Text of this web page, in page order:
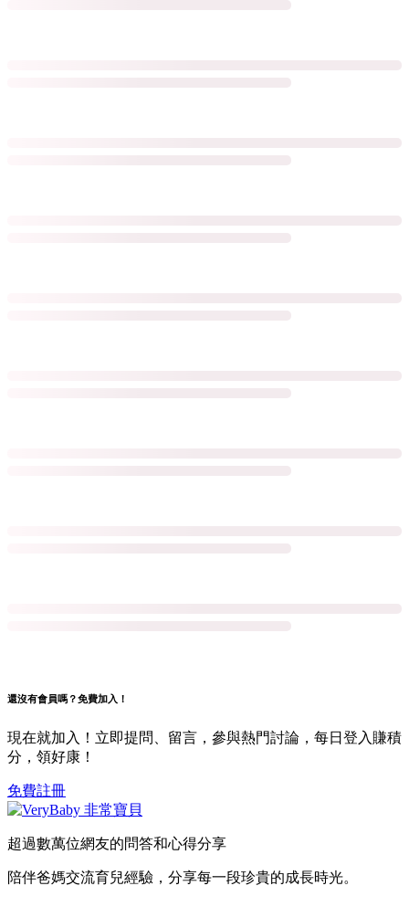
還沒有會員嗎？免費加入！
現在就加入！立即提問、留言，參與熱門討論，每日登入賺積
分，領好康！
免費註冊
超過數萬位網友的問答和心得分享
陪伴爸媽交流育兒經驗，分享每一段珍貴的成長時光。